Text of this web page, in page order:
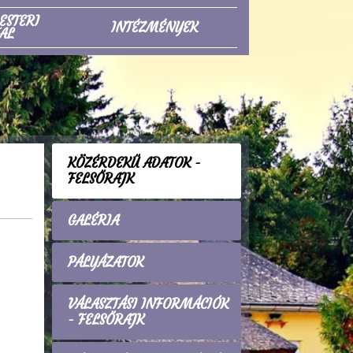
INTÉZMÉNYEK
KÖZÉRDEKŰ ADATOK -
FELSŐRAJK
GALÉRIA
PÁLYÁZATOK
VÁLASZTÁSI INFORMÁCIÓK
- FELSŐRAJK